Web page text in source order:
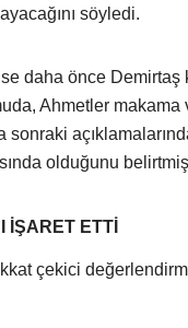
söyledi.
daha önce Demirtaş
Ahmetler
olduğunu
İŞARET ETTİ
çekici